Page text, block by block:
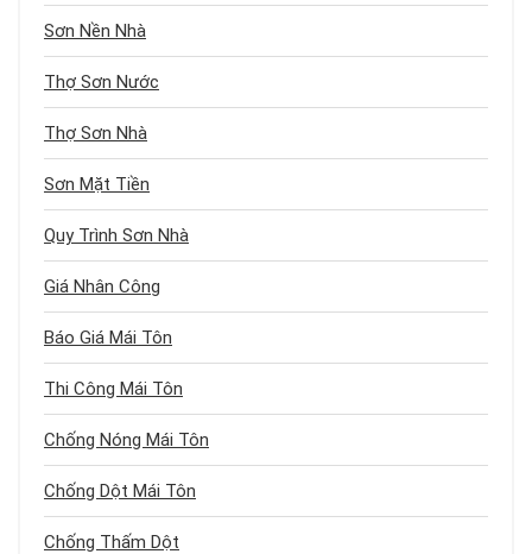
Sơn Nền Nhà
Thợ Sơn Nước
Thợ Sơn Nhà
Sơn Mặt Tiền
Quy Trình Sơn Nhà
Giá Nhân Công
Báo Giá Mái Tôn
Thi Công Mái Tôn
Chống Nóng Mái Tôn
Chống Dột Mái Tôn
Chống Thấm Dột